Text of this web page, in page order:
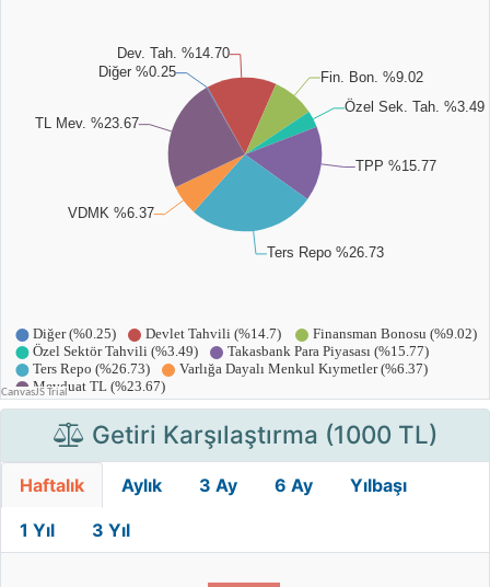
Getiri Karşılaştırma (1000 TL)
Haftalık Aylık 3 Ay 6 Ay Yılbaşı
1 Yıl 3 Yıl